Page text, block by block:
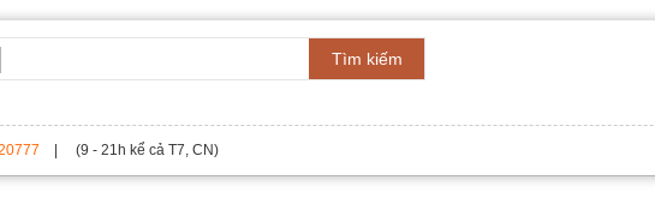
Tìm kiếm
| (9 - 21h kể cả T7, CN)